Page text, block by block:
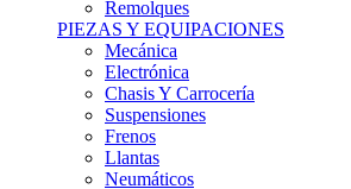
Mecánica
Electrónica
Chasis Y Carrocería
Suspensiones
Frenos
Llantas
Neumáticos
Resto De Piezas